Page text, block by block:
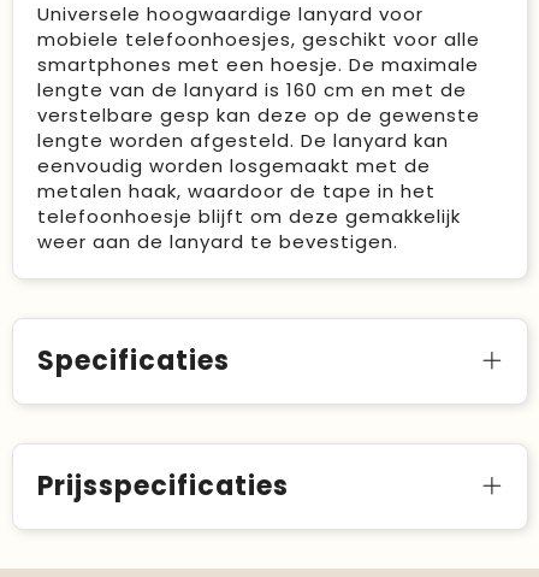
Universele hoogwaardige lanyard voor
mobiele telefoonhoesjes, geschikt voor alle
smartphones met een hoesje. De maximale
lengte van de lanyard is 160 cm en met de
verstelbare gesp kan deze op de gewenste
lengte worden afgesteld. De lanyard kan
eenvoudig worden losgemaakt met de
metalen haak, waardoor de tape in het
telefoonhoesje blijft om deze gemakkelijk
weer aan de lanyard te bevestigen.
Specificaties
Prijsspecificaties